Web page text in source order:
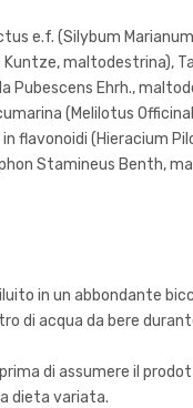
e.f. (Silybum
maltodestrina),
Pubescens Ehrh.,
(Melilotus
flavonoidi (Hieracium
Stamineus Benth,
in un abbondante
di acqua da bere
di assumere il
dieta variata.